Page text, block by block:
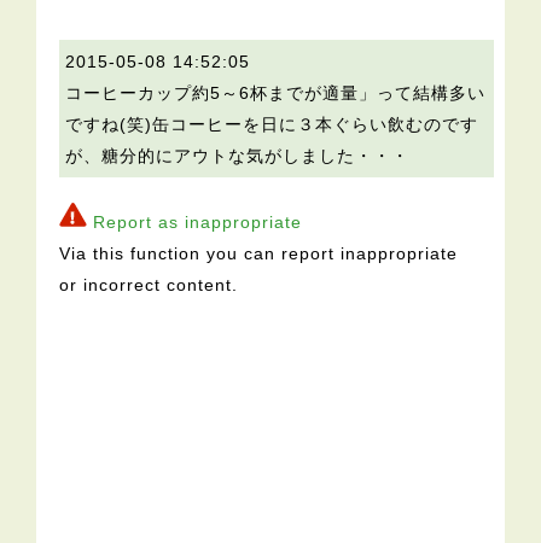
2015-05-08 14:52:05
コーヒーカップ約5～6杯までが適量」って結構多い
ですね(笑)缶コーヒーを日に３本ぐらい飲むのです
が、糖分的にアウトな気がしました・・・
Report as inappropriate
Via this function you can report inappropriate
or incorrect content.